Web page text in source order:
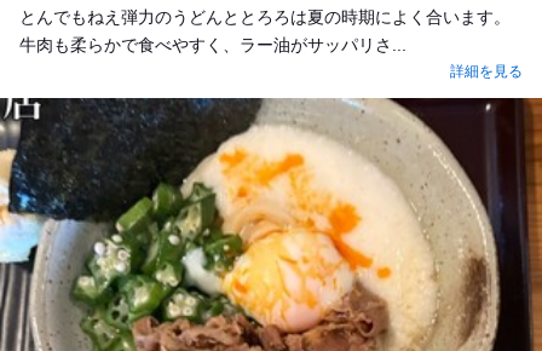
とんでもねえ弾力のうどんととろろは夏の時期によく合います。
牛肉も柔らかで食べやすく、ラー油がサッパリさ...
詳細を見る